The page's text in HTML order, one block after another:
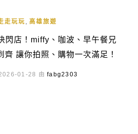
走玩玩 高雄旅遊
閃店！miffy、咖波、早午餐兄
齊 讓你拍照、購物一次滿足！
01-28 由fabg2303